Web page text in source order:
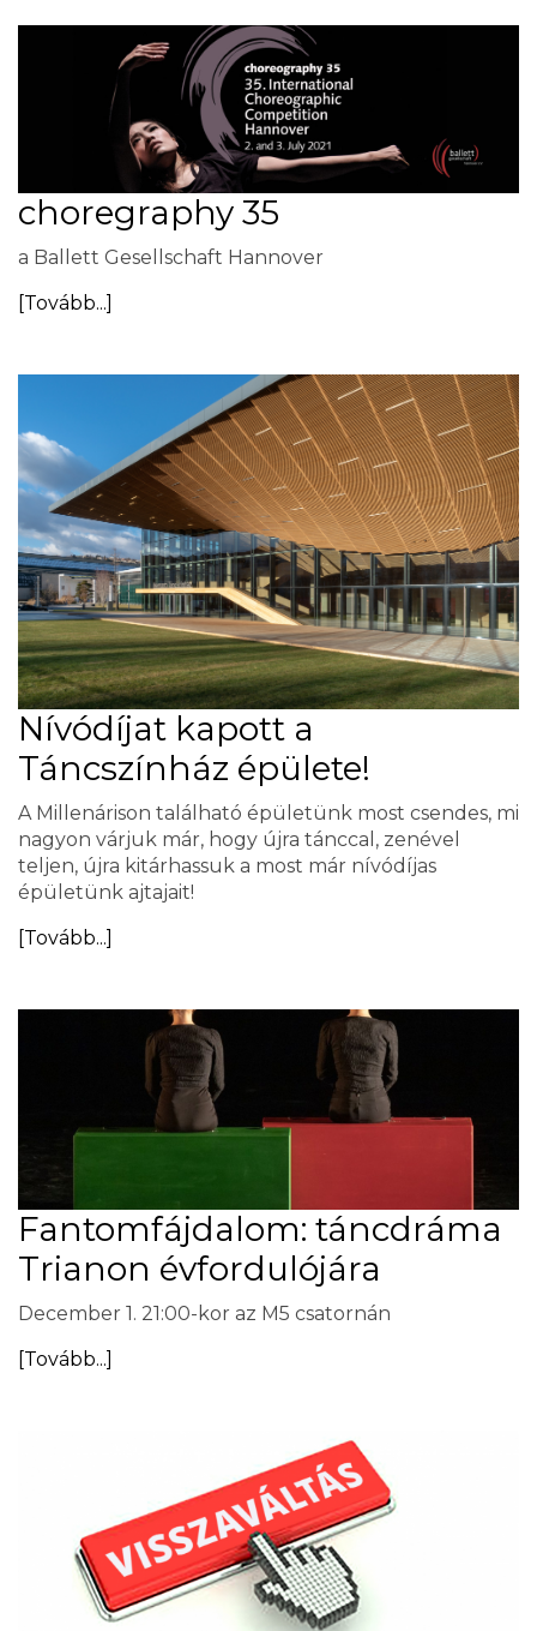
choregraphy 35
a Ballett Gesellschaft Hannover
[Tovább...]
Nívódíjat kapott a
Táncszínház épülete!
A Millenárison található épületünk most csendes, mi
nagyon várjuk már, hogy újra tánccal, zenével
teljen, újra kitárhassuk a most már nívódíjas
épületünk ajtajait!
[Tovább...]
Fantomfájdalom: táncdráma
Trianon évfordulójára
December 1. 21:00-kor az M5 csatornán
[Tovább...]